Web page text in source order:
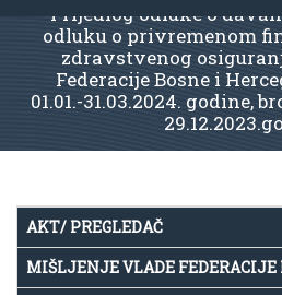
Prijedlog odluke o
odluku o privremenom
zdravstvenog
Federacije Bosne i
01.01.-31.03.2024. godine,
AKT/ PREGLEDAČ
MIŠLJENJE VLADE